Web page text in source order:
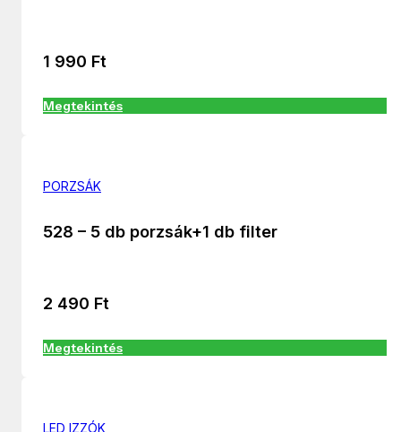
1 990 Ft
Megtekintés
PORZSÁK
528 – 5 db porzsák+1 db filter
2 490 Ft
Megtekintés
LED IZZÓK